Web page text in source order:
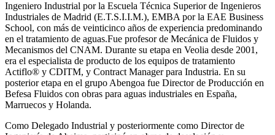
Ingeniero Industrial por la Escuela Técnica Superior de Ingenieros
Industriales de Madrid (E.T.S.I.I.M.), EMBA por la EAE Business
School, con más de veinticinco años de experiencia predominando
en el tratamiento de aguas.Fue profesor de Mecánica de Fluidos y
Mecanismos del CNAM. Durante su etapa en Veolia desde 2001,
era el especialista de producto de los equipos de tratamiento
Actiflo® y CDITM, y Contract Manager para Industria. En su
posterior etapa en el grupo Abengoa fue Director de Producción en
Befesa Fluidos con obras para aguas industriales en España,
Marruecos y Holanda.
Como Delegado Industrial y posteriormente como Director de